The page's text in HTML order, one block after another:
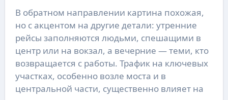
В обратном направлении картина похожая,
но с акцентом на другие детали: утренние
рейсы заполняются людьми, спешащими в
центр или на вокзал, а вечерние — теми, кто
возвращается с работы. Трафик на ключевых
участках, особенно возле моста и в
центральной части, существенно влияет на